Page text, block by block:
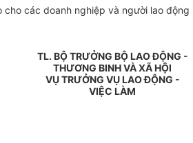
các doanh nghiệp và người lao động
TL. BỘ TRƯỞNG BỘ LAO ĐỘNG -
THƯƠNG BINH VÀ XÃ HỘI
VỤ TRƯỞNG VỤ LAO ĐỘNG -
VIỆC LÀM